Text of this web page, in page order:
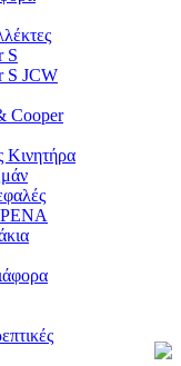
S
S JCW
Cooper
Κινητήρα